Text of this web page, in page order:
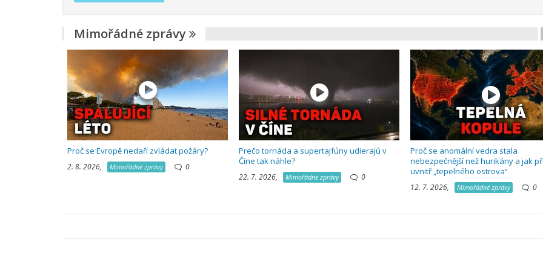
Mimořádné zprávy
Proč se Evropě nedaří zvládat požáry?
2. 8. 2026, Mimořádné zprávy 0
Prečo tornáda a supertajfúny udierajú v
Číne tak náhle?
22. 7. 2026, Mimořádné zprávy 0
Proč se anomální vedra stala
nebezpečnější než hurikány a jak
uvnitř „tepelného ostrova“
12. 7. 2026, Mimořádné zprávy 0